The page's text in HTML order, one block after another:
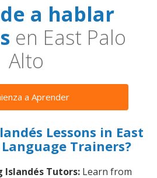
a hablar
en East Palo
Alto
a Aprender
Lessons in East
Trainers?
Islandés Tutors: Learn from